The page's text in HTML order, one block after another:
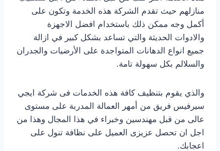
منازلهم حيث تقدم الشركة هذه الخدمة وتكون على
أكمل وجه ممكن ذلك باستخدام افضل الاجهزة
والادوات الحديثة والتي تساعد بشكل كبير في ازالة
جميع انواع الدهانات المتواجدة على الأرضيات والجدران
والسلالم بكل سهولة تامة.
والذي يقوم بتنظيف كافة هذه الخدمات فى شركة ايجي
سيرفيس فريق من أمهر العمالة المدربة على مستوى
عالى من قبل مهندسين وخبراء في هذا المجال وهذا من
اجل ان تحصل عزيزى العميل على نظافة تنول على
اعجابك.